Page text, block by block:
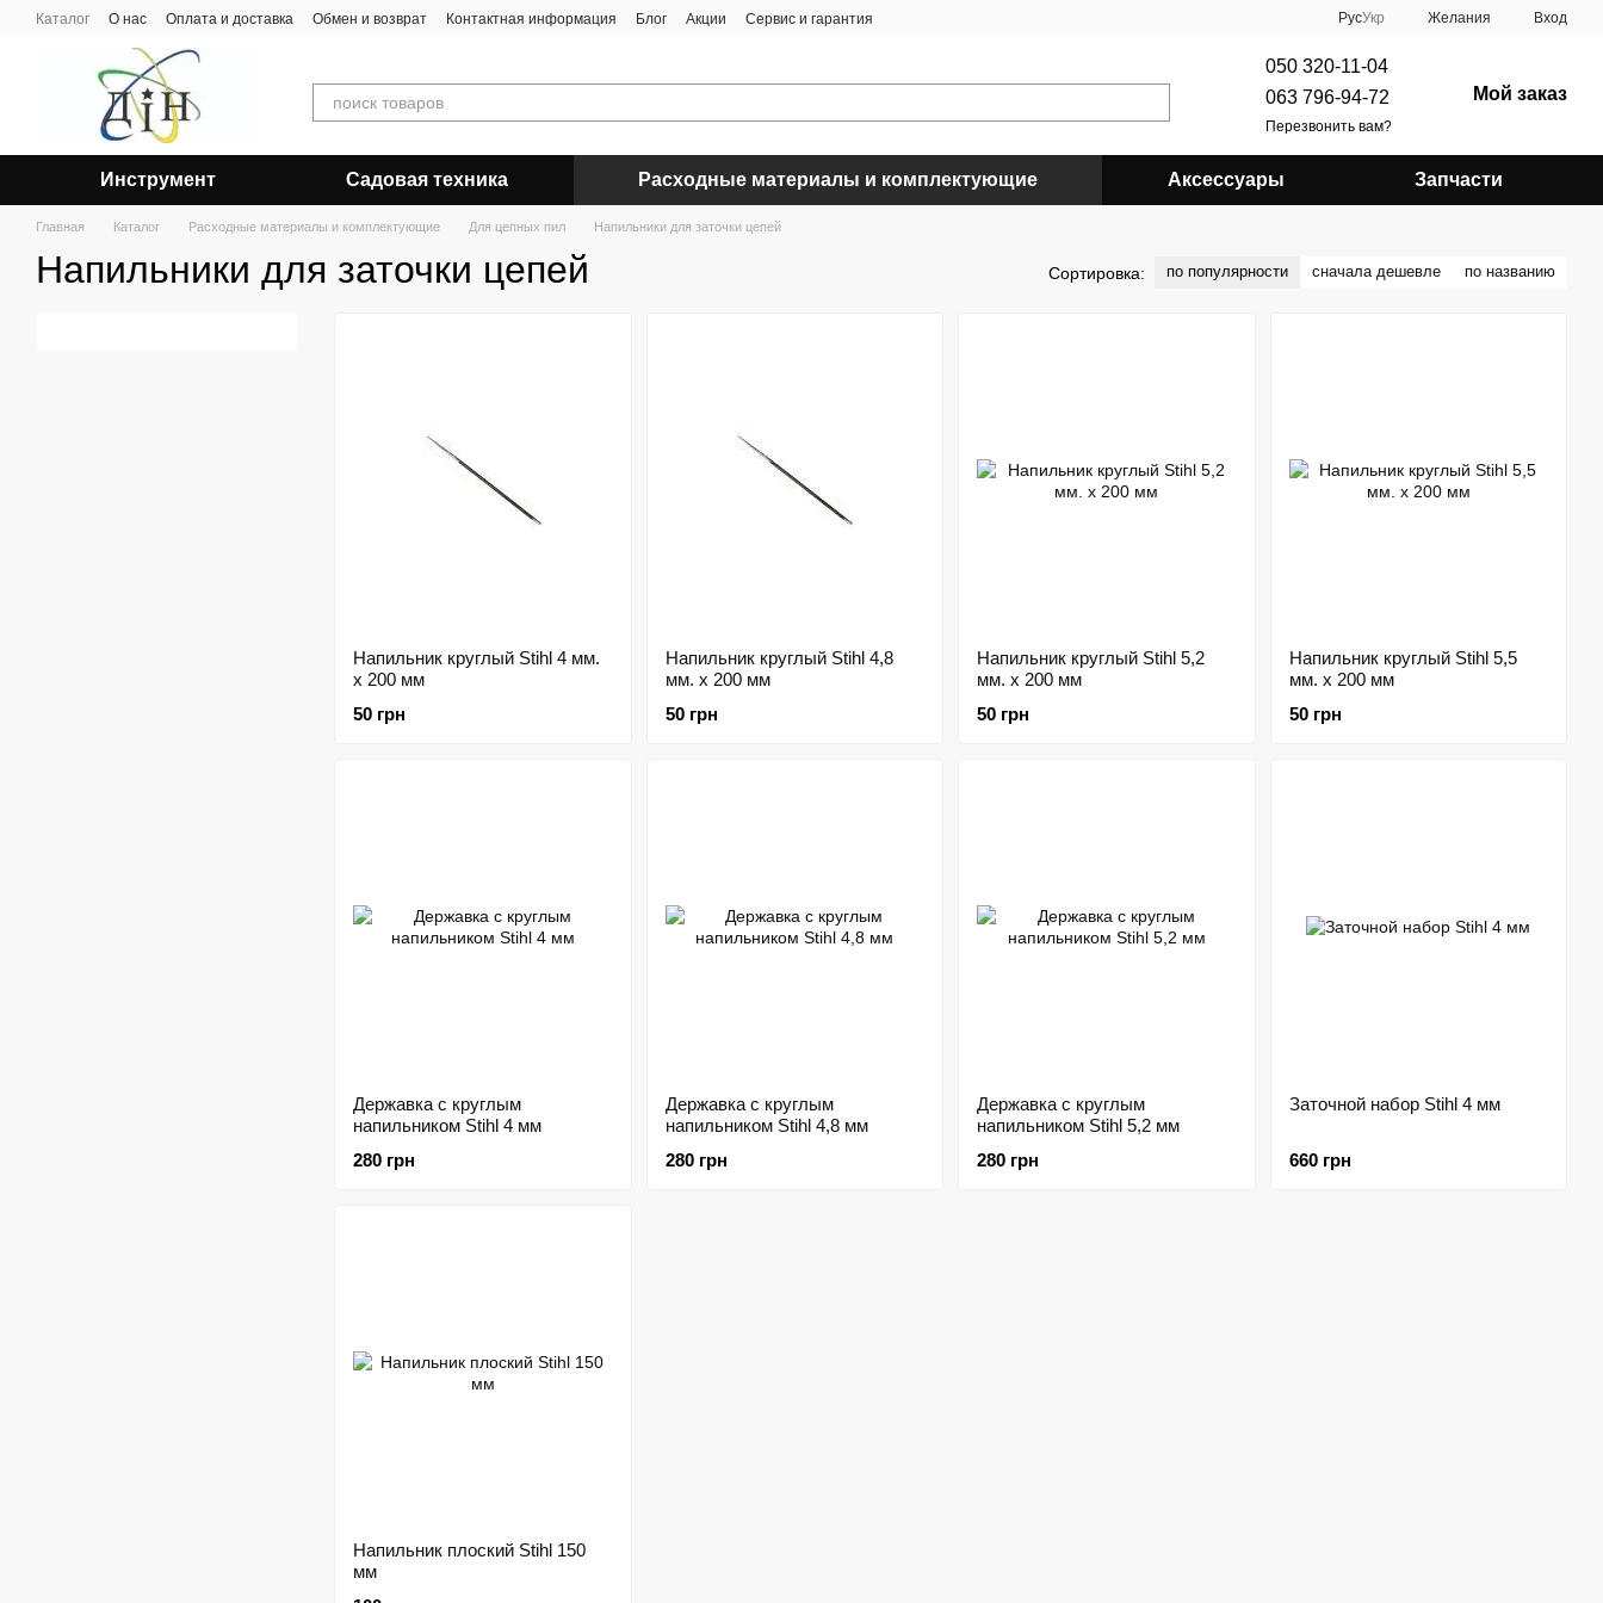
Перейти к основному контенту
Каталог О нас Оплата и доставка Обмен и возврат Контактная информация Блог Акции Сервис и гарантия РусУкр Желания Вход
050 320-11-04
063 796-94-72
Перезвонить вам?
Мой заказ
Инструмент Садовая техника Расходные материалы и комплектующие Аксессуары Запчасти
Главная Каталог Расходные материалы и комплектующие Для цепных пил Напильники для заточки цепей
Напильники для заточки цепей Сортировка: по популярности сначала дешевле по названию
Напильник круглый Stihl 4 мм.
х 200 мм
50 грн
Напильник круглый Stihl 4,8
мм. х 200 мм
50 грн
Напильник круглый Stihl 5,2
мм. х 200 мм
50 грн
Напильник круглый Stihl 5,5
мм. х 200 мм
50 грн
Державка с круглым
напильником Stihl 4 мм
280 грн
Державка с круглым
напильником Stihl 4,8 мм
280 грн
Державка с круглым
напильником Stihl 5,2 мм
280 грн
Заточной набор Stihl 4 мм
660 грн
Напильник плоский Stihl 150
мм